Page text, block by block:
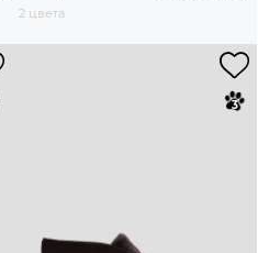
2 цвета